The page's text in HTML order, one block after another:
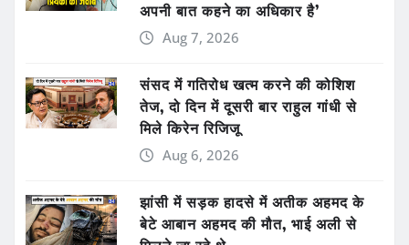
अपनी बात कहने का अधिकार है’
Aug 7, 2026
संसद में गतिरोध खत्म करने की कोशिश
तेज, दो दिन में दूसरी बार राहुल गांधी से
मिले किरेन रिजिजू
Aug 6, 2026
झांसी में सड़क हादसे में अतीक अहमद के
बेटे आबान अहमद की मौत, भाई अली से